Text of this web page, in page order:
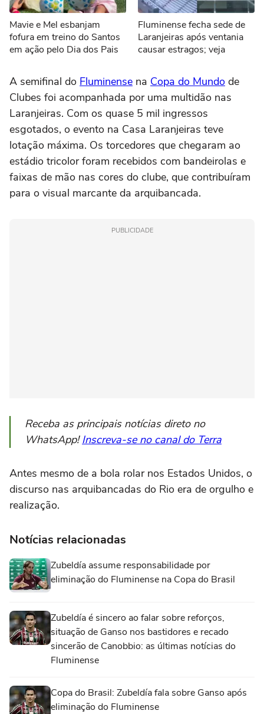
Mavie e Mel esbanjam
fofura em treino do Santos
em ação pelo Dia dos Pais
Fluminense fecha sede de
Laranjeiras após ventania
causar estragos; veja
A semifinal do Fluminense na Copa do Mundo de
Clubes foi acompanhada por uma multidão nas
Laranjeiras. Com os quase 5 mil ingressos
esgotados, o evento na Casa Laranjeiras teve
lotação máxima. Os torcedores que chegaram ao
estádio tricolor foram recebidos com bandeirolas e
faixas de mão nas cores do clube, que contribuíram
para o visual marcante da arquibancada.
PUBLICIDADE
Receba as principais notícias direto no
WhatsApp!Inscreva-se no canal do Terra
Antes mesmo de a bola rolar nos Estados Unidos, o
discurso nas arquibancadas do Rio era de orgulho e
realização.
Notícias relacionadas
Zubeldía assume responsabilidade por
eliminação do Fluminense na Copa do Brasil
Zubeldía é sincero ao falar sobre reforços,
situação de Ganso nos bastidores e recado
sincerão de Canobbio: as últimas notícias do
Fluminense
Copa do Brasil: Zubeldía fala sobre Ganso após
eliminação do Fluminense